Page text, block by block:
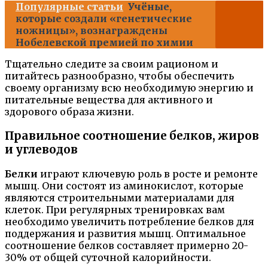
Популярные статьи Учёные,
которые создали «генетические
ножницы», вознаграждены
Нобелевской премией по химии
Тщательно следите за своим рационом и
питайтесь разнообразно, чтобы обеспечить
своему организму всю необходимую энергию и
питательные вещества для активного и
здорового образа жизни.
Правильное соотношение белков, жиров
и углеводов
Белки играют ключевую роль в росте и ремонте
мышц. Они состоят из аминокислот, которые
являются строительными материалами для
клеток. При регулярных тренировках вам
необходимо увеличить потребление белков для
поддержания и развития мышц. Оптимальное
соотношение белков составляет примерно 20-
30% от общей суточной калорийности.